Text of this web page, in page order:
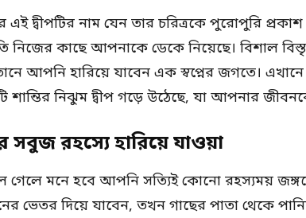
এই দ্বীপটির নাম যেন তার চরিত্রকে পুরোপুরি
নিজের কাছে আপনাকে ডেকে নিয়েছে। বিশাল
আপনি হারিয়ে যাবেন এক স্বপ্নের জগতে।
নিঝুম দ্বীপ গড়ে উঠেছে, যা আপনার
সবুজ রহস্যে হারিয়ে যাওয়া
গেলে মনে হবে আপনি সত্যিই কোনো রহস্যময়
ভেতর দিয়ে যাবেন, তখন গাছের পাতা থেকে